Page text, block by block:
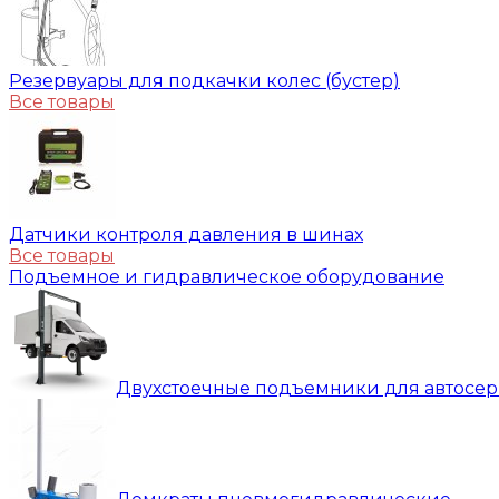
Резервуары для подкачки колес (бустер)
Все товары
Датчики контроля давления в шинах
Все товары
Подъемное и гидравлическое оборудование
Двухстоечные подъемники для